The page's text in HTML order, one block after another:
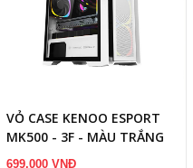
VỎ CASE KENOO ESPORT
MK500 - 3F - MÀU TRẮNG
699.000 VNĐ